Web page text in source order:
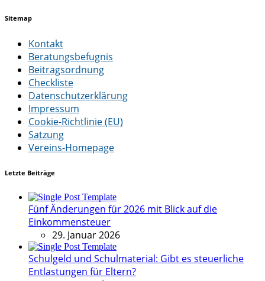
Sitemap
Kontakt
Beratungsbefugnis
Beitragsordnung
Checkliste
Datenschutzerklärung
Impressum
Cookie-Richtlinie (EU)
Satzung
Vereins-Homepage
Letzte Beiträge
Fünf Änderungen für 2026 mit Blick auf die
Einkommensteuer
29. Januar 2026
Schulgeld und Schulmaterial: Gibt es steuerliche
Entlastungen für Eltern?